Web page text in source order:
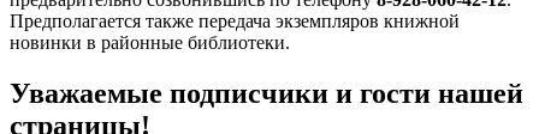
Предполагается также передача экземпляров книжной
новинки в районные библиотеки.
Уважаемые подписчики и гости нашей
страницы!